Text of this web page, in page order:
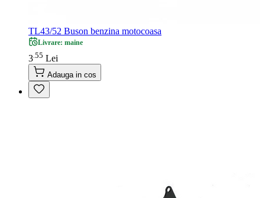
TL43/52 Buson benzina motocoasa
Livrare: maine
3 55 Lei
Adauga in cos